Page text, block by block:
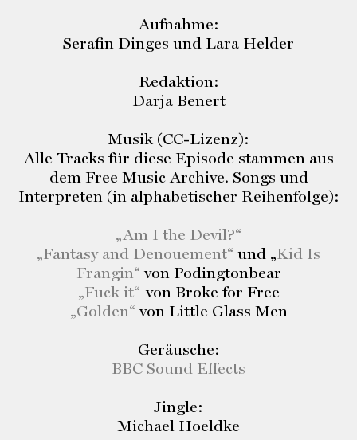
Aufnahme:
Serafin Dinges und Lara Helder
Redaktion:
Darja Benert
Musik (CC-Lizenz):
Alle Tracks für diese Episode stammen aus
dem Free Music Archive. Songs und
Interpreten (in alphabetischer Reihenfolge):
„Am I the Devil?“
„Fantasy and Denouement“ und „Kid Is
Frangin“ von Podingtonbear
„Fuck it“ von Broke for Free
„Golden“ von Little Glass Men
Geräusche:
BBC Sound Effects
Jingle:
Michael Hoeldke